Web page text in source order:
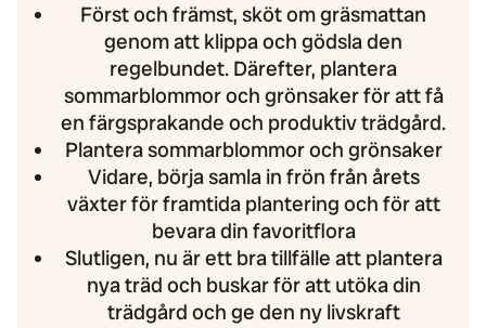
Först och främst, sköt om gräsmattan
genom att klippa och gödsla den
regelbundet. Därefter, plantera
sommarblommor och grönsaker för att få
en färgsprakande och produktiv trädgård.
Plantera sommarblommor och grönsaker
Vidare, börja samla in frön från årets
växter för framtida plantering och för att
bevara din favoritflora
Slutligen, nu är ett bra tillfälle att plantera
nya träd och buskar för att utöka din
trädgård och ge den ny livskraft